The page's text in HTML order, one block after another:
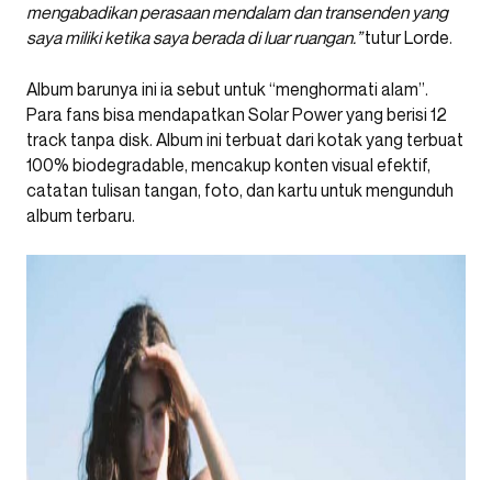
mengabadikan perasaan mendalam dan transenden yang
saya miliki ketika saya berada di luar ruangan.”tutur Lorde.
Album barunya ini ia sebut untuk “menghormati alam”.
Para fans bisa mendapatkan Solar Power yang berisi 12
track tanpa disk. Album ini terbuat dari kotak yang terbuat
100% biodegradable, mencakup konten visual efektif,
catatan tulisan tangan, foto, dan kartu untuk mengunduh
album terbaru.